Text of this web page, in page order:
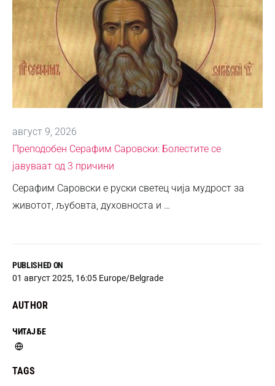
PUBLISHED ON
01 август 2025, 16:05 Europe/Belgrade
AUTHOR
ЧИТАЈ БЕ
TAGS
август 9, 2026
Преподобен Серафим Саровски: Болестите се
јавуваат од 3 причини
Серафим Саровски е руски светец чија мудрост за
животот, љубовта, духовноста и …